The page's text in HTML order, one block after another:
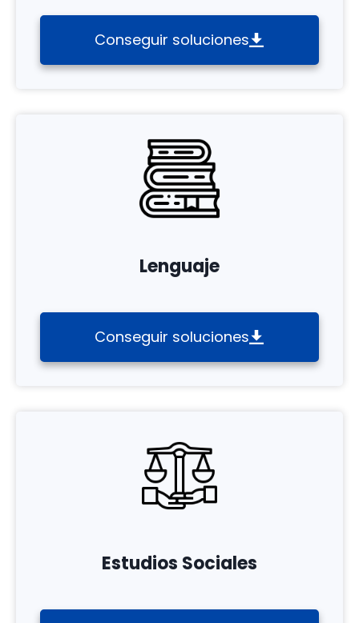
Conseguir soluciones
Lenguaje
Conseguir soluciones
Estudios Sociales